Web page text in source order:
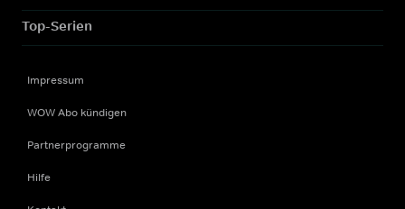
Top-Serien
Impressum
WOW Abo kündigen
Partnerprogramme
Hilfe